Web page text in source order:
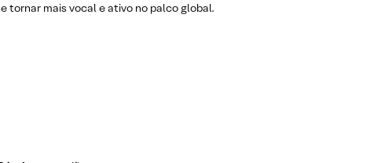
tornar mais vocal e ativo no palco global.